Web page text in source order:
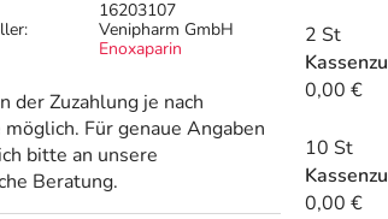
16203107
Venipharm GmbH
Enoxaparin
der Zuzahlung je nach
möglich. Für genaue Angaben
bitte an unsere
Beratung.
2 St
0,00 €
10 St
0,00 €